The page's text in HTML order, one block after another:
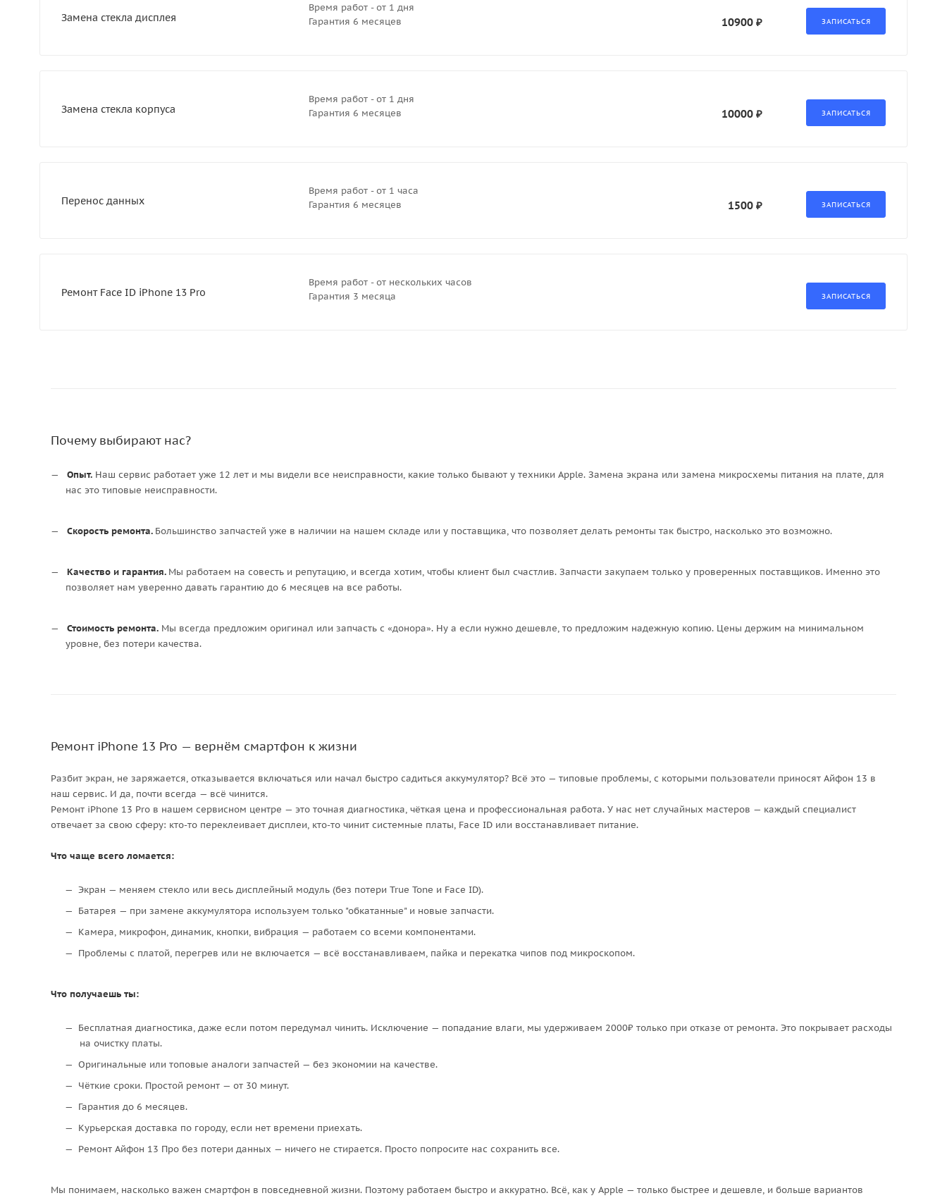
Замена стекла дисплея
Время работ - от 1 дня
Гарантия 6 месяцев
10900 ₽
Замена стекла корпуса
Время работ - от 1 дня
Гарантия 6 месяцев
10000 ₽
Перенос данных
Время работ - от 1 часа
Гарантия 6 месяцев
1500 ₽
Ремонт Face ID iPhone 13 Pro
Время работ - от нескольких часов
Гарантия 3 месяца
Почему выбирают нас?
Опыт. Наш сервис работает уже 12 лет и мы видели все неисправности, какие только бывают у техники Apple. Замена экрана или замена микросхемы питания на плате, для
нас это типовые неисправности.
Скорость ремонта. Большинство запчастей уже в наличии на нашем складе или у поставщика, что позволяет делать ремонты так быстро, насколько это возможно.
Качество и гарантия. Мы работаем на совесть и репутацию, и всегда хотим, чтобы клиент был счастлив. Запчасти закупаем только у проверенных поставщиков. Именно это
позволяет нам уверенно давать гарантию до 6 месяцев на все работы.
Стоимость ремонта. Мы всегда предложим оригинал или запчасть с «донора». Ну а если нужно дешевле, то предложим надежную копию. Цены держим на минимальном
уровне, без потери качества.
Ремонт iPhone 13 Pro — вернём смартфон к жизни
Разбит экран, не заряжается, отказывается включаться или начал быстро садиться аккумулятор? Всё это — типовые проблемы, с которыми пользователи приносят Айфон 13 в
наш сервис. И да, почти всегда — всё чинится.
Ремонт iPhone 13 Pro в нашем сервисном центре — это точная диагностика, чёткая цена и профессиональная работа. У нас нет случайных мастеров — каждый специалист
отвечает за свою сферу: кто-то переклеивает дисплеи, кто-то чинит системные платы, Face ID или восстанавливает питание.
Что чаще всего ломается:
Экран — меняем стекло или весь дисплейный модуль (без потери True Tone и Face ID).
Батарея — при замене аккумулятора используем только "обкатанные" и новые запчасти.
Камера, микрофон, динамик, кнопки, вибрация — работаем со всеми компонентами.
Проблемы с платой, перегрев или не включается — всё восстанавливаем, пайка и перекатка чипов под микроскопом.
Что получаешь ты:
Бесплатная диагностика, даже если потом передумал чинить. Исключение — попадание влаги, мы удерживаем 2000₽ только при отказе от ремонта. Это покрывает расходы
на очистку платы.
Оригинальные или топовые аналоги запчастей — без экономии на качестве.
Чёткие сроки. Простой ремонт — от 30 минут.
Гарантия до 6 месяцев.
Курьерская доставка по городу, если нет времени приехать.
Ремонт Айфон 13 Про без потери данных — ничего не стирается. Просто попросите нас сохранить все.
Мы понимаем, насколько важен смартфон в повседневной жизни. Поэтому работаем быстро и аккуратно. Всё, как у Apple — только быстрее и дешевле, и больше вариантов